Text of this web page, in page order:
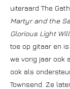
uiteraard The
Martyr and the
Glorious Light
toe op gitaar en
we vorig jaar ook
ook als
Townsend. Ze